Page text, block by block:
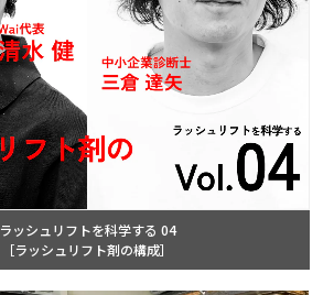
ラッシュリフトを科学する 04
［ラッシュリフト剤の構成］